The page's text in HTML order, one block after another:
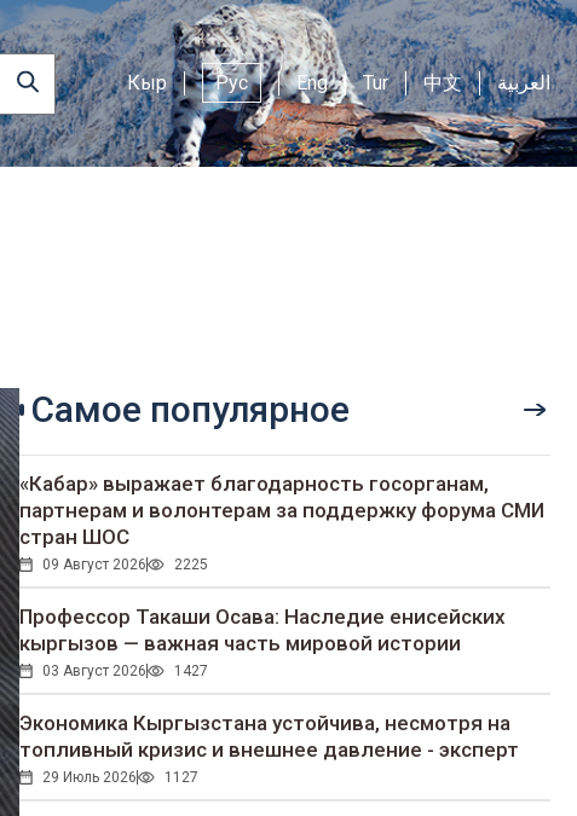
Кыр Рус Eng Tur 中文 العربية
Самое популярное
«Кабар» выражает благодарность госорганам,
партнерам и волонтерам за поддержку форума СМИ
стран ШОС
09 Август 2026 2225
Профессор Такаши Осава: Наследие енисейских
кыргызов — важная часть мировой истории
03 Август 2026 1427
Экономика Кыргызстана устойчива, несмотря на
топливный кризис и внешнее давление - эксперт
29 Июль 2026 1127